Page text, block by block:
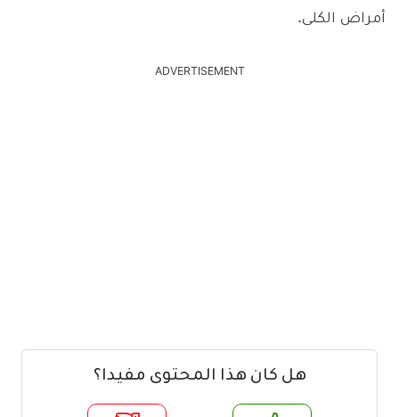
أمراض الكلى.
ADVERTISEMENT
هل كان هذا المحتوى مفيدا؟